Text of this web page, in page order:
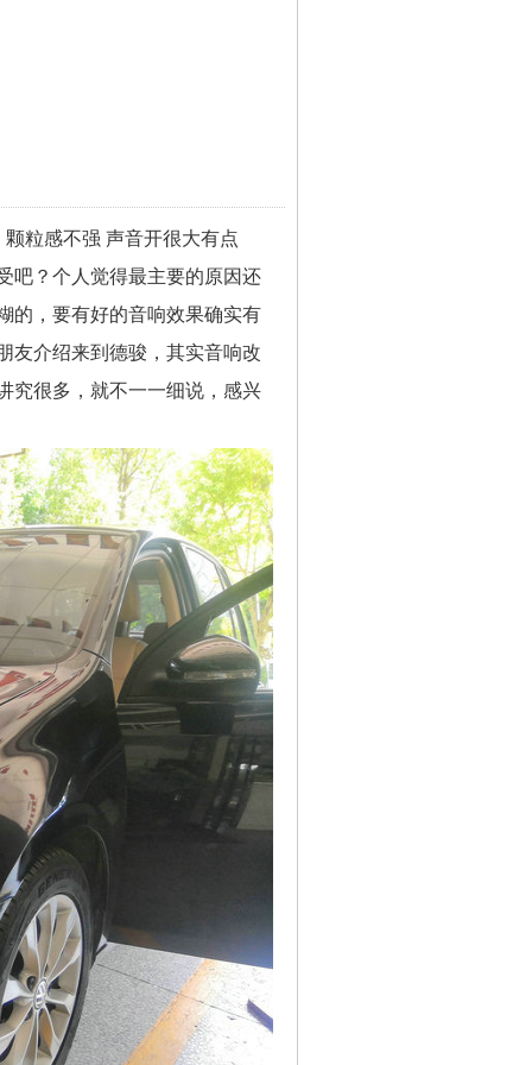
粒感不强 声音开很大有点
吧？个人觉得最主要的原因还
的，要有好的音响效果确实有
友介绍来到德骏，其实音响改
究很多，就不一一细说，感兴